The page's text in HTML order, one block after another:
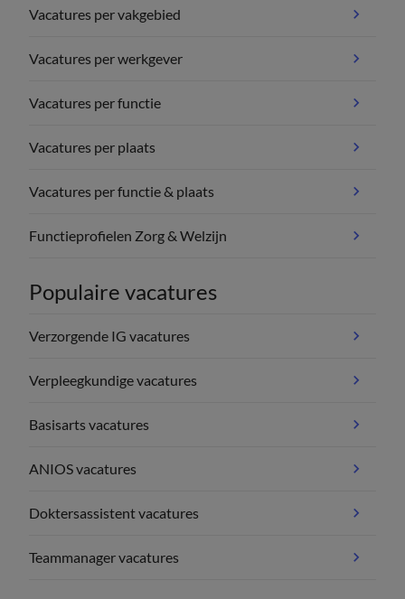
Vacatures per vakgebied
Vacatures per werkgever
Vacatures per functie
Vacatures per plaats
Vacatures per functie & plaats
Functieprofielen Zorg & Welzijn
Populaire vacatures
Verzorgende IG vacatures
Verpleegkundige vacatures
Basisarts vacatures
ANIOS vacatures
Doktersassistent vacatures
Teammanager vacatures